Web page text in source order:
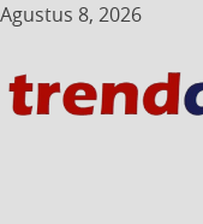
Agustus 8, 2026